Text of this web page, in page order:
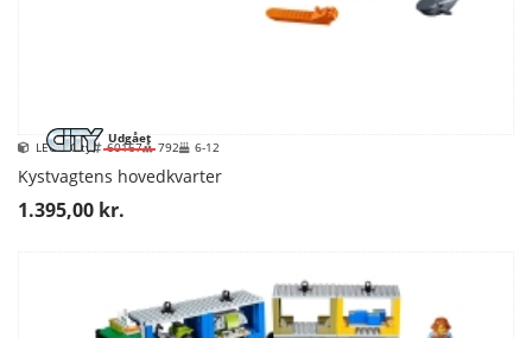
Udgået
LEGO City 60167 792 6-12
Kystvagtens hovedkvarter
1.395,00 kr.